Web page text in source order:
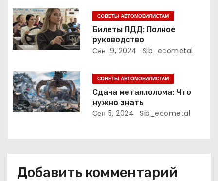
п
и
с
я
м
СОВЕТЫ АВТОМОБИЛИСТАМ
Билеты ПДД: Полное
руководство
Сен 19, 2024 Sib_ecometal
СОВЕТЫ АВТОМОБИЛИСТАМ
Сдача металлолома: Что
нужно знать
Сен 5, 2024 Sib_ecometal
Добавить комментарий